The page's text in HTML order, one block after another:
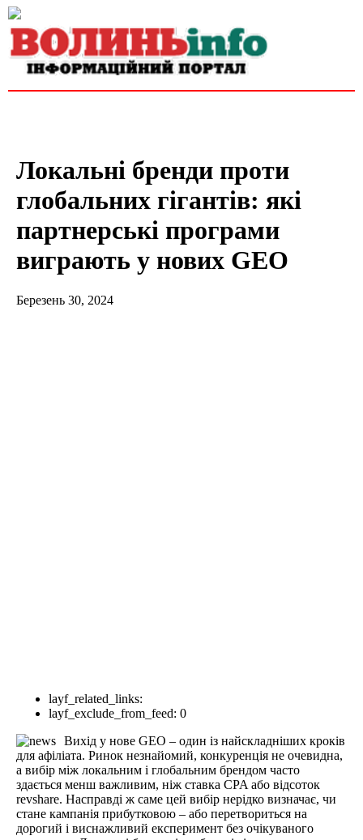
Локальні бренди проти
глобальних гігантів: які
партнерські програми
виграють у нових GEO
Березень 30, 2024
layf_related_links:
layf_exclude_from_feed: 0
Вихід у нове GEO – один із найскладніших кроків
для афіліата. Ринок незнайомий, конкуренція не очевидна,
а вибір між локальним і глобальним брендом часто
здається менш важливим, ніж ставка CPA або відсоток
revshare. Насправді ж саме цей вибір нерідко визначає, чи
стане кампанія прибутковою – або перетвориться на
дорогий і виснажливий експеримент без очікуваного